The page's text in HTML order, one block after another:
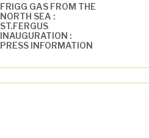
FRIGG GAS FROM THE
NORTH SEA :
ST.FERGUS
INAUGURATION :
PRESS INFORMATION